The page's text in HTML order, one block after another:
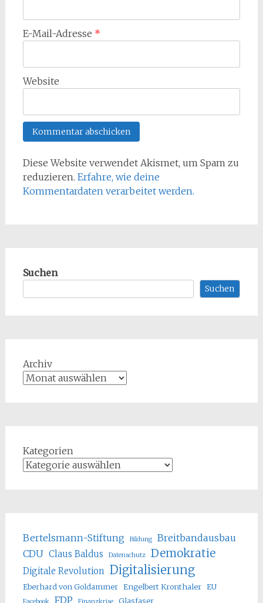
E-Mail-Adresse *
Website
Diese Website verwendet Akismet, um Spam zu
reduzieren. Erfahre, wie deine
Kommentardaten verarbeitet werden.
Suchen
Suchen
Archiv
Kategorien
Bertelsmann-Stiftung Bildung
Breitbandausbau
CDU Claus Baldus Datenschutz Demokratie
Digitale Revolution Digitalisierung
Eberhard von Goldammer Engelbert Kronthaler EU
Facebook FDP Finanzkrise Glasfaser